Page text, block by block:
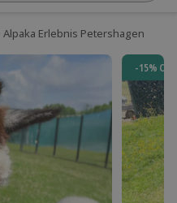
Alpaka Erlebnis Petershagen
-15%